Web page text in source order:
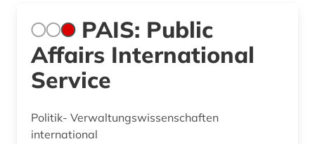
PAIS: Public
Affairs International
Service
Politik- Verwaltungswissenschaften
international